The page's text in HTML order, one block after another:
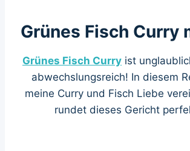
Grünes Fisch Curry
Grünes Fisch Curry ist
abwechslungsreich! In diesem
meine Curry und Fisch Liebe
rundet dieses Gericht